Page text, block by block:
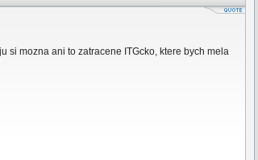
si mozna ani to zatracene ITGcko, ktere bych mela